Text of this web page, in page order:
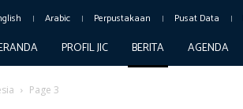
Arabic Perpustakaan Pusat Data
PROFIL JIC BERITA AGENDA
Page 3